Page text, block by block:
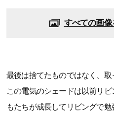
すべての画像
最後は捨てたものではなく、取
この電気のシェードは以前リ
もたちが成長してリビングで